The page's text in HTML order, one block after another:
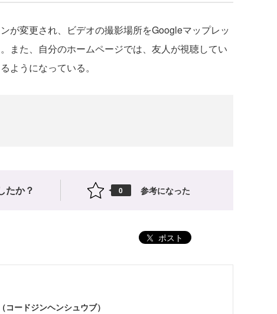
が変更され、ビデオの撮影場所をGoogleマップレッ
また、自分のホームページでは、友人が視聴してい
ようになっている。
たか？ 0 参考になった
ポスト
ードジンヘンシュウブ）